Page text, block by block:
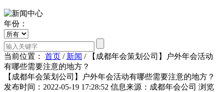
年份：
当前位置： 首页 / 新闻 /
【成都年会策划公司】户外年会活动
有哪些需要注意的地方？
【成都年会策划公司】户外年会活动有哪些需要注意的地方？
发布时间：2022-05-19 17:28:52 信息来源：成都年会公司 浏览